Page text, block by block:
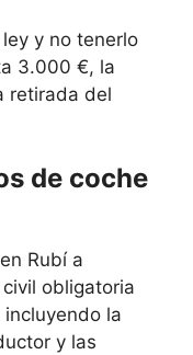
y no tenerlo
3.000 €, la
retirada del
de coche
Rubí a
obligatoria
la
y las